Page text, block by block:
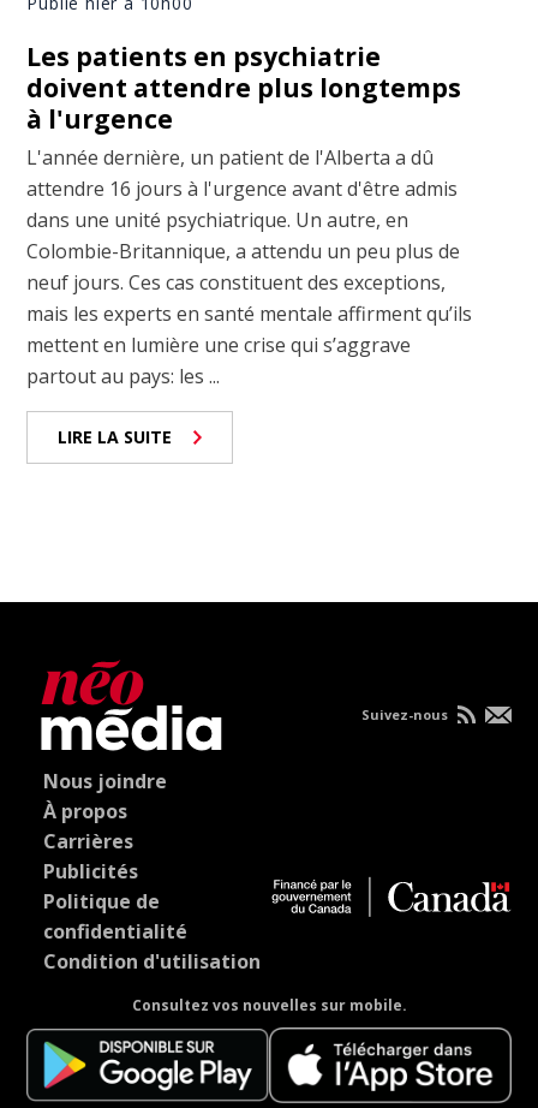
Les patients en psychiatrie
doivent attendre plus longtemps
à l'urgence
L'année dernière, un patient de l'Alberta a dû
attendre 16 jours à l'urgence avant d'être admis
dans une unité psychiatrique. Un autre, en
Colombie-Britannique, a attendu un peu plus de
neuf jours. Ces cas constituent des exceptions,
mais les experts en santé mentale affirment qu’ils
mettent en lumière une crise qui s’aggrave
partout au pays: les ...
LIRE LA SUITE
Nous joindre
À propos
Carrières
Publicités
Politique de
confidentialité
Condition d'utilisation
Consultez vos nouvelles sur mobile.
Suivez-nous